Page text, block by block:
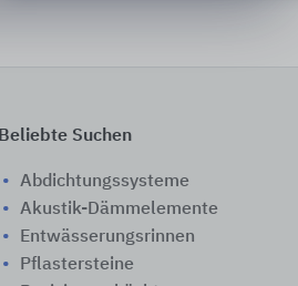
Beliebte Suchen
Abdichtungssysteme
Akustik-Dämmelemente
Entwässerungsrinnen
Pflastersteine